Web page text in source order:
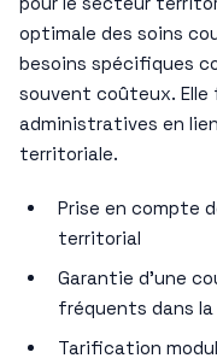
optimale des soins
besoins spécifiques
souvent coûteux.
administratives en
territoriale.
Prise en compte
territorial
Garantie d’une
fréquents dans
Tarification